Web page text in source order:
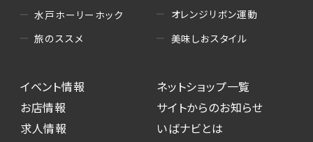
水戸ホーリーホック
旅のススメ
オレンジリボン運動
美味しおスタイル
イベント情報
お店情報
求人情報
ネットショップ一覧
サイトからのお知らせ
いばナビとは